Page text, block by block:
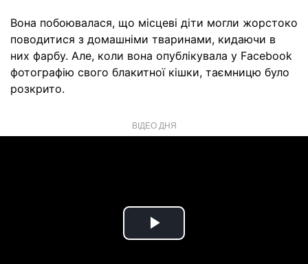
Вона побоювалася, що місцеві діти могли жорстоко
поводитися з домашніми тваринами, кидаючи в
них фарбу. Але, коли вона опублікувала у Facebook
фотографію свого блакитної кішки, таємницю було
розкрито.
ВІДЕО ДНЯ
Play